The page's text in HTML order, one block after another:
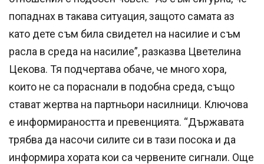
попаднах в такава ситуация, защото самата аз
като дете съм била свидетел на насилие и съм
расла в среда на насилие”, разказва Цветелина
Цекова. Тя подчертава обаче, че много хора,
които не са пораснали в подобна среда, също
стават жертва на партньори насилници. Ключова
е информираността и превенцията. “Държавата
трябва да насочи силите си в тази посока и да
информира хората кои са червените сигнали. Още